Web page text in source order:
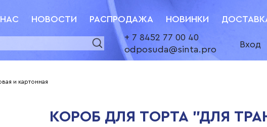
НОВОСТИ РАСПРОДАЖА НОВИНКИ
+ 7 8452 77 00 40
odposuda@sinta.pro
Вход
и картонная
КОРОБ ДЛЯ ТОРТА "ДЛЯ